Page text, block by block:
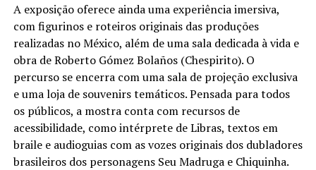
A exposição oferece ainda uma experiência imersiva,
com figurinos e roteiros originais das produções
realizadas no México, além de uma sala dedicada à vida e
obra de Roberto Gómez Bolaños (Chespirito). O
percurso se encerra com uma sala de projeção exclusiva
e uma loja de souvenirs temáticos. Pensada para todos
os públicos, a mostra conta com recursos de
acessibilidade, como intérprete de Libras, textos em
braile e audioguias com as vozes originais dos dubladores
brasileiros dos personagens Seu Madruga e Chiquinha.